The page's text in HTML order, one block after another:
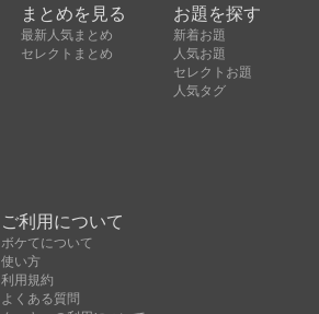
まとめを見る
最新人気まとめ
セレクトまとめ
お題を探す
新着お題
人気お題
セレクトお題
人気タグ
ご利用について
ボケてについて
使い方
利用規約
よくある質問